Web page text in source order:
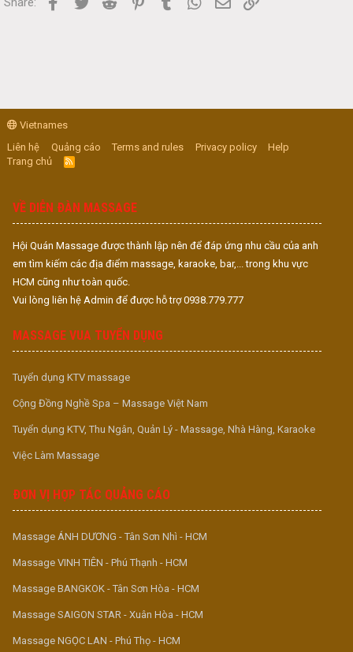
Vietnames
Liên hệ
Quảng cáo Terms and rules Privacy policy
Help
Trang chủ
R
S
VỀ DIỄN ĐÀN MASSAGE
Hội Quán Massage được thành lập nên để đáp ứng nhu cầu của anh
em tìm kiếm các địa điểm massage, karaoke, bar,... trong khu vực
HCM cũng như toàn quốc.
Vui lòng liên hệ Admin để được hỗ trợ 0938.779.777
MASSAGE VUA TUYỂN DỤNG
Tuyển dụng KTV massage
Cộng Đồng Nghề Spa – Massage Việt Nam
Tuyển dụng KTV, Thu Ngân, Quản Lý - Massage, Nhà Hàng, Karaoke
Việc Làm Massage
ĐƠN VỊ HỢP TÁC QUẢNG CÁO
Massage ÁNH DƯƠNG - Tân Sơn Nhì - HCM
Massage VINH TIÊN - Phú Thạnh - HCM
Massage BANGKOK - Tân Sơn Hòa - HCM
Massage SAIGON STAR - Xuân Hòa - HCM
Massage NGỌC LAN - Phú Thọ - HCM